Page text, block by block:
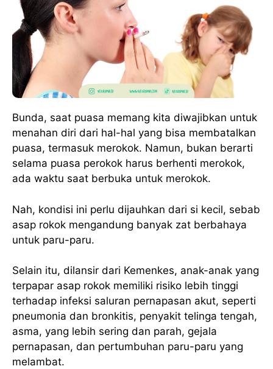
Bunda, saat puasa memang kita diwajibkan untuk
menahan diri dari hal-hal yang bisa membatalkan
puasa, termasuk merokok. Namun, bukan berarti
selama puasa perokok harus berhenti merokok,
ada waktu saat berbuka untuk merokok.
Nah, kondisi ini perlu dijauhkan dari si kecil, sebab
asap rokok mengandung banyak zat berbahaya
untuk paru-paru.
Selain itu, dilansir dari Kemenkes, anak-anak yang
terpapar asap rokok memiliki risiko lebih tinggi
terhadap infeksi saluran pernapasan akut, seperti
pneumonia dan bronkitis, penyakit telinga tengah,
asma, yang lebih sering dan parah, gejala
pernapasan, dan pertumbuhan paru-paru yang
melambat.